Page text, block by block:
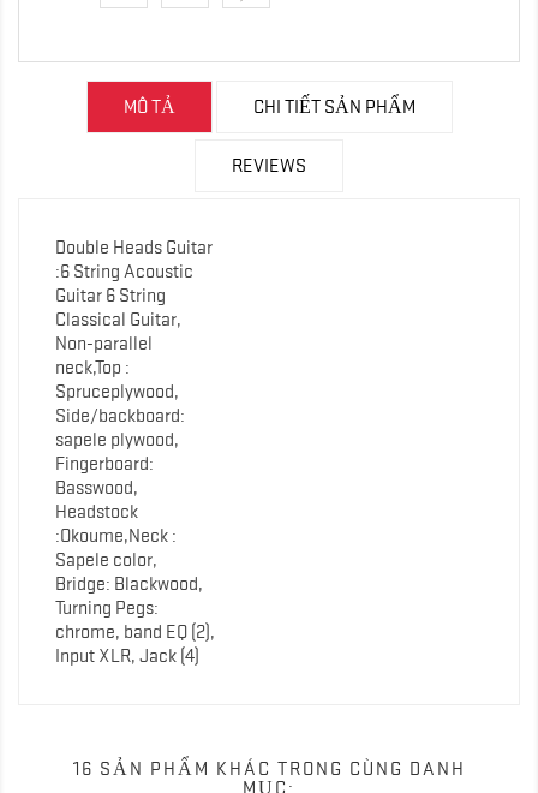
MÔ TẢ CHI TIẾT SẢN PHẨM
REVIEWS
Double Heads Guitar
:6 String Acoustic
Guitar 6 String
Classical Guitar,
Non-parallel
neck,Top :
Spruceplywood,
Side/backboard:
sapele plywood,
Fingerboard:
Basswood,
Headstock
:Okoume,Neck :
Sapele color,
Bridge: Blackwood,
Turning Pegs:
chrome, band EQ (2),
Input XLR, Jack (4)
16 SẢN PHẨM KHÁC TRONG CÙNG DANH
MỤC: